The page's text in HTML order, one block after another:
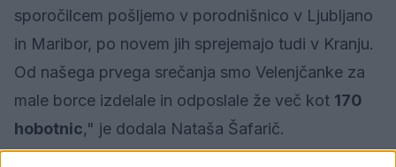
sporočilcem pošljemo v porodnišnico v Ljubljano
in Maribor, po novem jih sprejemajo tudi v Kranju.
Od našega prvega srečanja smo Velenjčanke za
male borce izdelale in odposlale že več kot 170
hobotnic," je dodala Nataša Šafarič.